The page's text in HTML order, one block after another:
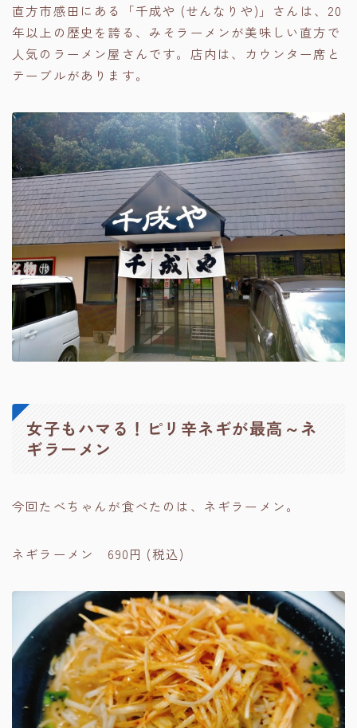
直方市感田にある「千成や (せんなりや)」さんは、20
年以上の歴史を誇る、みそラーメンが美味しい直方で
人気のラーメン屋さんです。店内は、カウンター席と
テーブルがあります。
女子もハマる！ピリ辛ネギが最高～ネ
ギラーメン
今回たべちゃんが食べたのは、ネギラーメン。
ネギラーメン 690円 (税込)